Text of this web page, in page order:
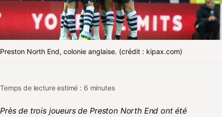
Preston North End, colonie anglaise. (crédit : kipax.com)
Temps de lecture estimé : 6 minutes
Près de trois joueurs de Preston North End ont été